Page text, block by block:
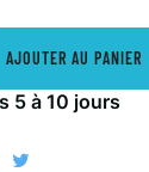
AJOUTER AU PANIER
5 à 10 jours